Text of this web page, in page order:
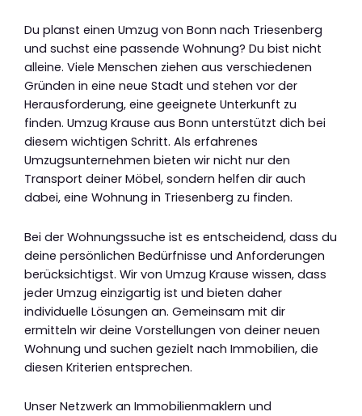
Du planst einen Umzug von Bonn nach Triesenberg
und suchst eine passende Wohnung? Du bist nicht
alleine. Viele Menschen ziehen aus verschiedenen
Gründen in eine neue Stadt und stehen vor der
Herausforderung, eine geeignete Unterkunft zu
finden. Umzug Krause aus Bonn unterstützt dich bei
diesem wichtigen Schritt. Als erfahrenes
Umzugsunternehmen bieten wir nicht nur den
Transport deiner Möbel, sondern helfen dir auch
dabei, eine Wohnung in Triesenberg zu finden.
Bei der Wohnungssuche ist es entscheidend, dass du
deine persönlichen Bedürfnisse und Anforderungen
berücksichtigst. Wir von Umzug Krause wissen, dass
jeder Umzug einzigartig ist und bieten daher
individuelle Lösungen an. Gemeinsam mit dir
ermitteln wir deine Vorstellungen von deiner neuen
Wohnung und suchen gezielt nach Immobilien, die
diesen Kriterien entsprechen.
Unser Netzwerk an Immobilienmaklern und